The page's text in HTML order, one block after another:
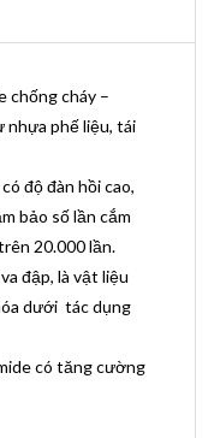
chống cháy –
nhựa phế liệu, tái
độ đàn hồi cao,
bảo số lần cắm
20.000 lần.
đập, là vật liệu
dưới tác dụng
có tăng cường